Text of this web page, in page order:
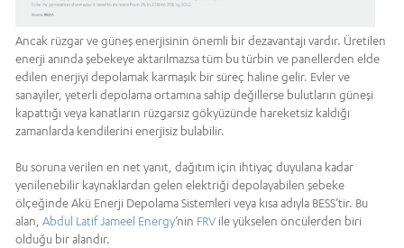
Ancak rüzgar ve güneş enerjisinin önemli bir dezavantajı vardır. Üretilen
enerji anında şebekeye aktarılmazsa tüm bu türbin ve panellerden elde
edilen enerjiyi depolamak karmaşık bir süreç haline gelir. Evler ve
sanayiler, yeterli depolama ortamına sahip değillerse bulutların güneşi
kapattığı veya kanatların rüzgarsız gökyüzünde hareketsiz kaldığı
zamanlarda kendilerini enerjisiz bulabilir.
Bu soruna verilen en net yanıt, dağıtım için ihtiyaç duyulana kadar
yenilenebilir kaynaklardan gelen elektriği depolayabilen şebeke
ölçeğinde Akü Enerji Depolama Sistemleri veya kısa adıyla BESS’tir. Bu
alan, Abdul Latif Jameel Energy’nin FRV ile yükselen öncülerden biri
olduğu bir alandır.